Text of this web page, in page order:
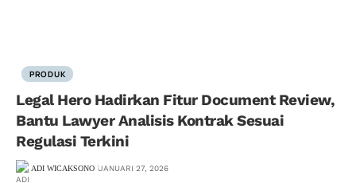
PRODUK
Legal Hero Hadirkan Fitur Document Review,
Bantu Lawyer Analisis Kontrak Sesuai
Regulasi Terkini
ADI WICAKSONO JANUARI 27, 2026